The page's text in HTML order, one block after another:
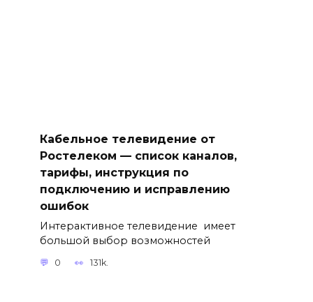
Кабельное телевидение от
Ростелеком — список каналов,
тарифы, инструкция по
подключению и исправлению
ошибок
Интерактивное телевидение имеет
большой выбор возможностей
0 131k.